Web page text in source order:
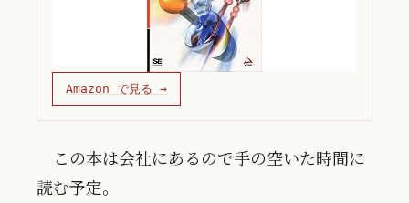
Amazon で見る →
この本は会社にあるので手の空いた時間に
読む予定。